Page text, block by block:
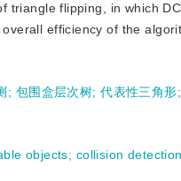
triangle flipping, in which
efficiency of the
; 包围盒层次树;代表性三角形
objects; collision